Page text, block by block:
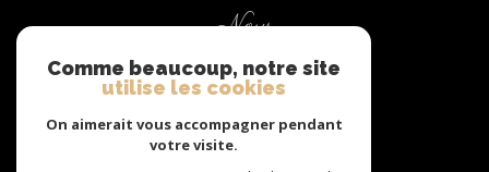
nous
Comme beaucoup, notre site
utilise les cookies
On aimerait vous accompagner pendant
votre visite.